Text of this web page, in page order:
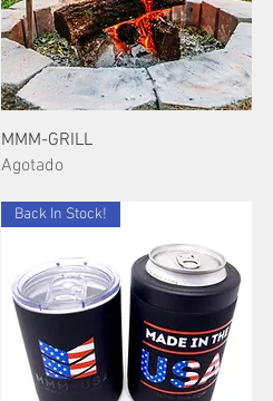
MMM-GRILL
Agotado
Back In Stock!